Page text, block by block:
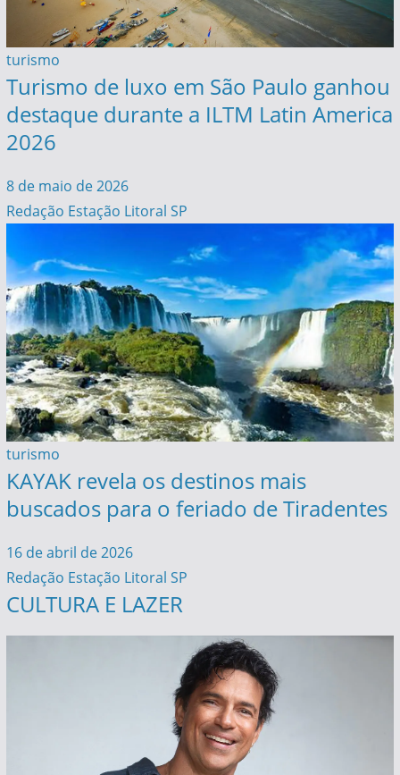
turismo
Turismo de luxo em São Paulo ganhou
destaque durante a ILTM Latin America
2026
8 de maio de 2026
Redação Estação Litoral SP
turismo
KAYAK revela os destinos mais
buscados para o feriado de Tiradentes
16 de abril de 2026
Redação Estação Litoral SP
CULTURA E LAZER